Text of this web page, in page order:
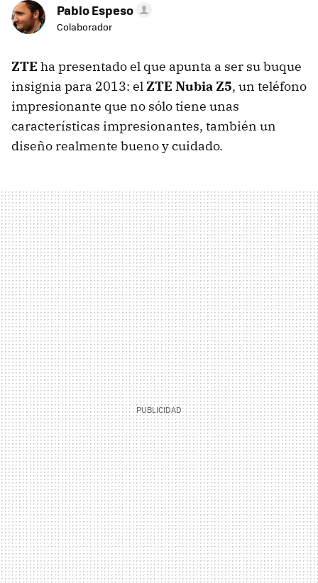
Pablo Espeso
Colaborador
ZTE ha presentado el que apunta a ser su buque
insignia para 2013: el ZTE Nubia Z5, un teléfono
impresionante que no sólo tiene unas
características impresionantes, también un
diseño realmente bueno y cuidado.